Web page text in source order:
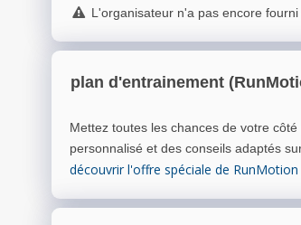
L'organisateur n'a pas encore
plan d'entrainement
Mettez toutes les chances de votre
personnalisé et des conseils adaptés
découvrir l'offre spéciale de RunMotion